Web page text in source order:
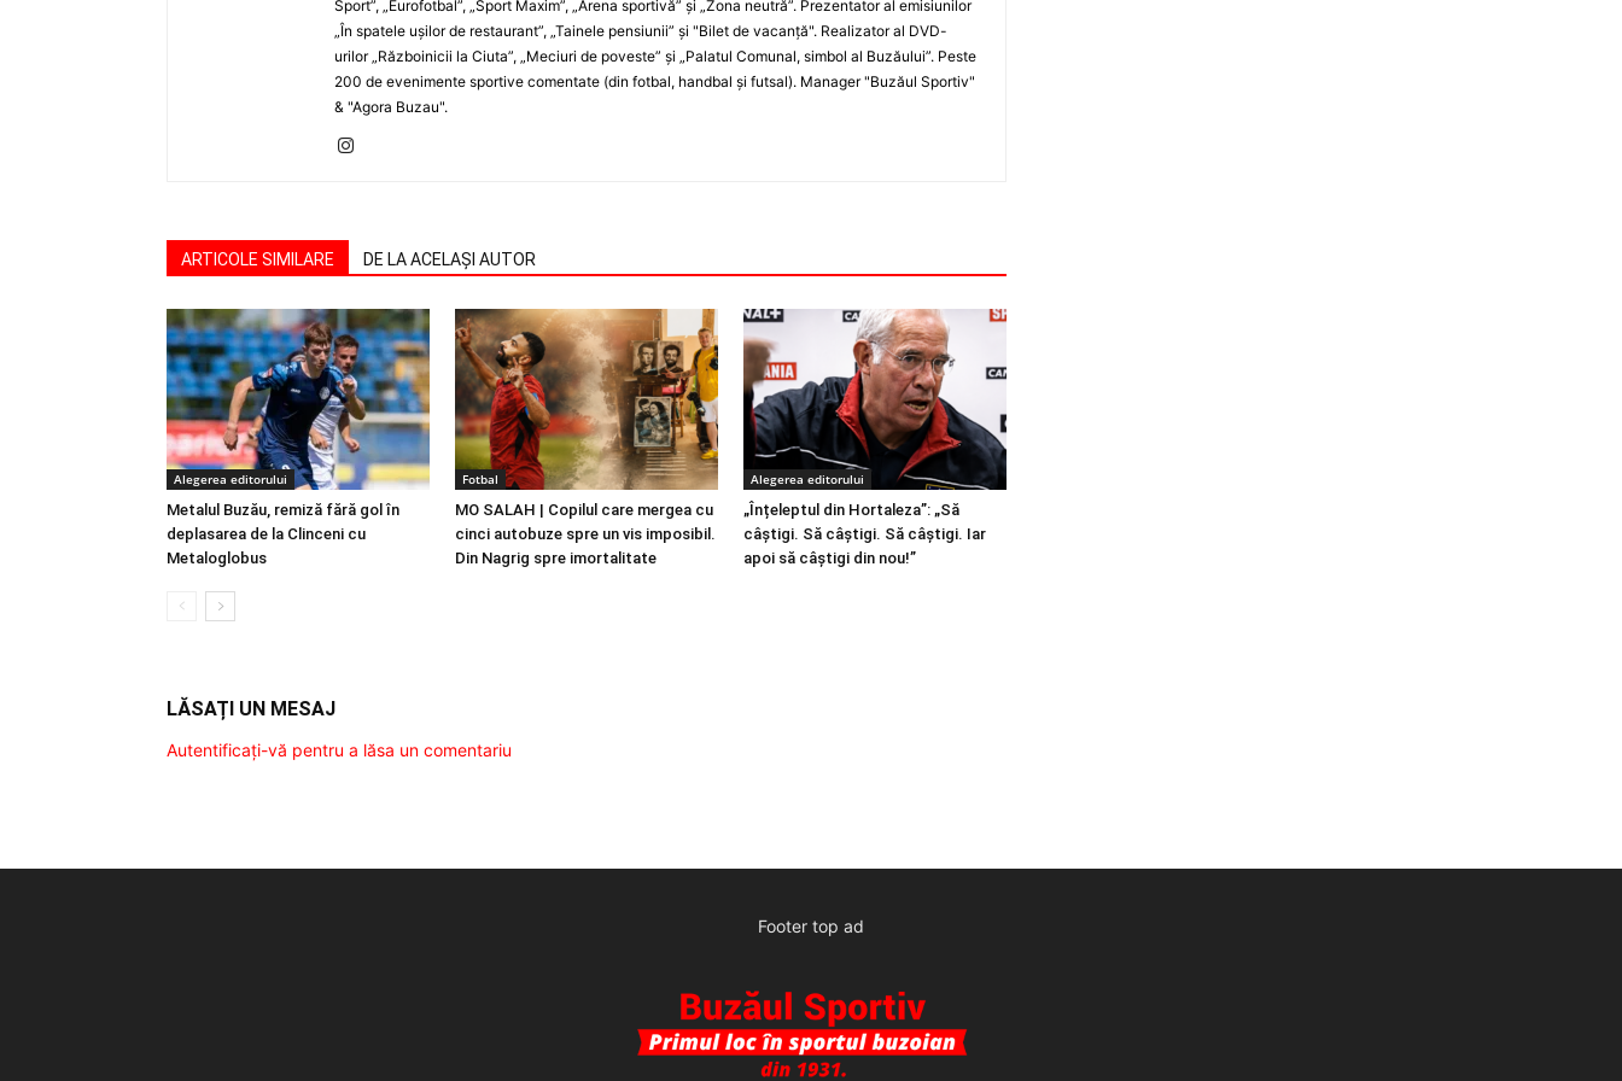
Sport”, „Eurofotbal”, „Sport Maxim”, „Arena sportivă” şi „Zona neutră”. Prezentator al emisiunilor
„În spatele uşilor de restaurant”, „Tainele pensiunii” şi "Bilet de vacanţă". Realizator al DVD-
urilor „Războinicii la Ciuta”, „Meciuri de poveste” şi „Palatul Comunal, simbol al Buzăului”. Peste
200 de evenimente sportive comentate (din fotbal, handbal şi futsal). Manager "Buzăul Sportiv"
& "Agora Buzau".
ARTICOLE SIMILARE DE LA ACELAȘI AUTOR
Alegerea editorului
Metalul Buzău, remiză fără gol în
deplasarea de la Clinceni cu
Metaloglobus
Fotbal
MO SALAH | Copilul care mergea cu
cinci autobuze spre un vis imposibil.
Din Nagrig spre imortalitate
Alegerea editorului
„Înțeleptul din Hortaleza”: „Să
câștigi. Să câștigi. Să câștigi. Iar
apoi să câștigi din nou!”
LĂSAȚI UN MESAJ
Autentificați-vă pentru a lăsa un comentariu
Footer top ad